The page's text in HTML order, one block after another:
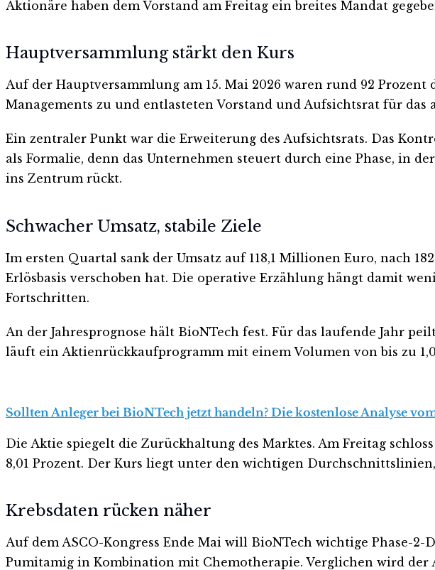
Aktionäre haben dem Vorstand am Freitag ein breites Mandat
Hauptversammlung stärkt den Kurs
Auf der Hauptversammlung am 15. Mai 2026 waren rund 92
Managements zu und entlasteten Vorstand und Aufsichtsrat für das
Ein zentraler Punkt war die Erweiterung des Aufsichtsrats. Das
als Formalie, denn das Unternehmen steuert durch eine Phase, in
ins Zentrum rückt.
Schwacher Umsatz, stabile Ziele
Im ersten Quartal sank der Umsatz auf 118,1 Millionen Euro, nach
Erlösbasis verschoben hat. Die operative Erzählung hängt damit
Fortschritten.
An der Jahresprognose hält BioNTech fest. Für das laufende Jahr
läuft ein Aktienrückkaufprogramm mit einem Volumen von bis zu
Sollten Anleger bei BioNTech jetzt handeln? Die kostenlose Analyse
Die Aktie spiegelt die Zurückhaltung des Marktes. Am Freitag
8,01 Prozent. Der Kurs liegt unter den wichtigen
Krebsdaten rücken näher
Auf dem ASCO-Kongress Ende Mai will BioNTech wichtige Phase-
Pumitamig in Kombination mit Chemotherapie. Verglichen wird